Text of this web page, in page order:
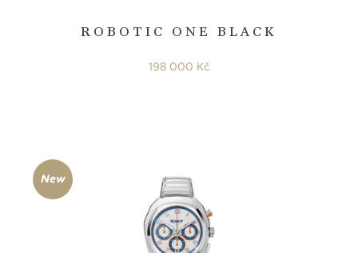
ROBOTIC ONE BLACK
198 000 Kč
New